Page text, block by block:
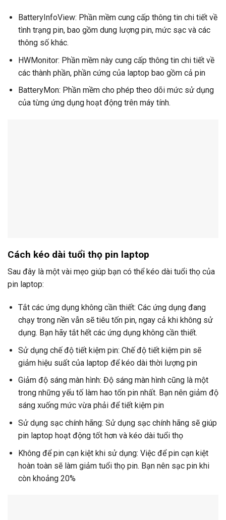
BatteryInfoView: Phần mềm cung cấp thông tin chi tiết về
tình trạng pin, bao gồm dung lượng pin, mức sạc và các
thông số khác.
HWMonitor: Phần mềm này cung cấp thông tin chi tiết về
các thành phần, phần cứng của laptop bao gồm cả pin
BatteryMon: Phần mềm cho phép theo dõi mức sử dụng
của từng ứng dụng hoạt động trên máy tính.
Cách kéo dài tuổi thọ pin laptop
Sau đây là một vài mẹo giúp bạn có thể kéo dài tuổi thọ của
pin laptop:
Tắt các ứng dụng không cần thiết: Các ứng dụng đang
chạy trong nền vẫn sẽ tiêu tốn pin, ngay cả khi không sử
dụng. Bạn hãy tắt hết các ứng dụng không cần thiết.
Sử dụng chế độ tiết kiệm pin: Chế độ tiết kiệm pin sẽ
giảm hiệu suất của laptop để kéo dài thời lượng pin
Giảm độ sáng màn hình: Độ sáng màn hình cũng là một
trong những yếu tố làm hao tốn pin nhất. Bạn nên giảm độ
sáng xuống mức vừa phải để tiết kiệm pin
Sử dụng sạc chính hãng: Sử dụng sạc chính hãng sẽ giúp
pin laptop hoạt động tốt hơn và kéo dài tuổi thọ
Không để pin cạn kiệt khi sử dụng: Việc để pin cạn kiệt
hoàn toàn sẽ làm giảm tuổi thọ pin. Bạn nên sạc pin khi
còn khoảng 20%